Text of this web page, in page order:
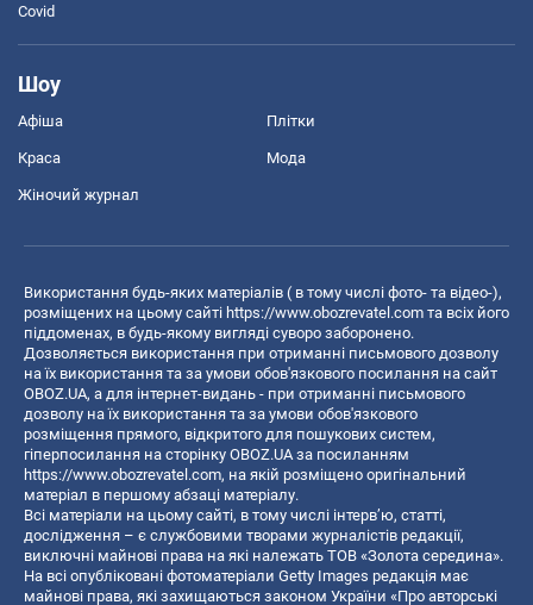
Covid
Шоу
Афіша Плітки
Краса Мода
Жіночий журнал
Використання будь-яких матеріалів ( в тому числі фото- та відео-),
розміщених на цьому сайті https://www.obozrevatel.com та всіх його
піддоменах, в будь-якому вигляді суворо заборонено.
Дозволяється використання при отриманні письмового дозволу
на їх використання та за умови обов'язкового посилання на сайт
OBOZ.UA, а для інтернет-видань - при отриманні письмового
дозволу на їх використання та за умови обов'язкового
розміщення прямого, відкритого для пошукових систем,
гіперпосилання на сторінку OBOZ.UA за посиланням
https://www.obozrevatel.com, на якій розміщено оригінальний
матеріал в першому абзаці матеріалу.
Всі матеріали на цьому сайті, в тому числі інтерв’ю, статті,
дослідження – є службовими творами журналістів редакції,
виключні майнові права на які належать ТОВ «Золота середина».
На всі опубліковані фотоматеріали Getty Images редакція має
майнові права, які захищаються законом України «Про авторські